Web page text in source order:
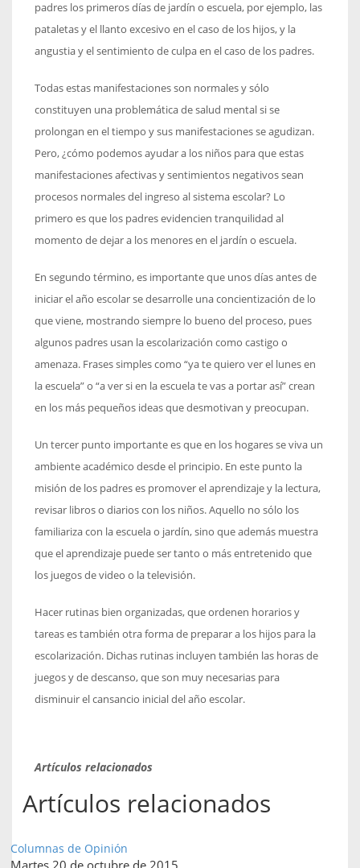
padres los primeros días de jardín o escuela, por ejemplo, las
pataletas y el llanto excesivo en el caso de los hijos, y la
angustia y el sentimiento de culpa en el caso de los padres.
Todas estas manifestaciones son normales y sólo
constituyen una problemática de salud mental si se
prolongan en el tiempo y sus manifestaciones se agudizan.
Pero, ¿cómo podemos ayudar a los niños para que estas
manifestaciones afectivas y sentimientos negativos sean
procesos normales del ingreso al sistema escolar? Lo
primero es que los padres evidencien tranquilidad al
momento de dejar a los menores en el jardín o escuela.
En segundo término, es importante que unos días antes de
iniciar el año escolar se desarrolle una concientización de lo
que viene, mostrando siempre lo bueno del proceso, pues
algunos padres usan la escolarización como castigo o
amenaza. Frases simples como “ya te quiero ver el lunes en
la escuela” o “a ver si en la escuela te vas a portar así” crean
en los más pequeños ideas que desmotivan y preocupan.
Un tercer punto importante es que en los hogares se viva un
ambiente académico desde el principio. En este punto la
misión de los padres es promover el aprendizaje y la lectura,
revisar libros o diarios con los niños. Aquello no sólo los
familiariza con la escuela o jardín, sino que además muestra
que el aprendizaje puede ser tanto o más entretenido que
los juegos de video o la televisión.
Hacer rutinas bien organizadas, que ordenen horarios y
tareas es también otra forma de preparar a los hijos para la
escolarización. Dichas rutinas incluyen también las horas de
juegos y de descanso, que son muy necesarias para
disminuir el cansancio inicial del año escolar.
Artículos relacionados
Artículos relacionados
Columnas de Opinión
Martes 20 de octubre de 2015